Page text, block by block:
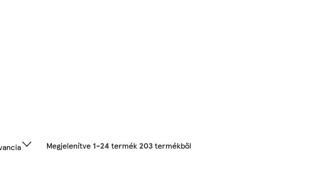
Megjelenítve 1-24 termék 203termékből